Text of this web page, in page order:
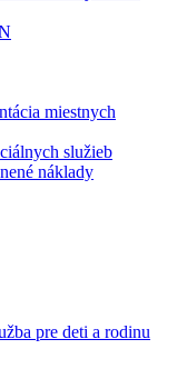
miestnych
služieb
náklady
pre deti a rodinu